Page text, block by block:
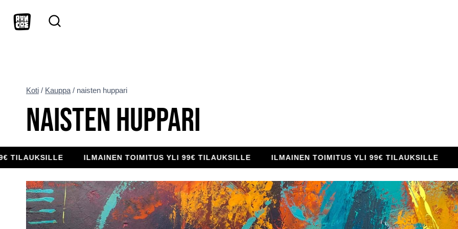
sisältöön
Koti / Kauppa / naisten huppari
NAISTEN HUPPARI
ILMAINEN TOIMITUS YLI 99€ TILAUKSILLE ILMAINEN TOIMITUS YLI 99€ TILAUKSILLE